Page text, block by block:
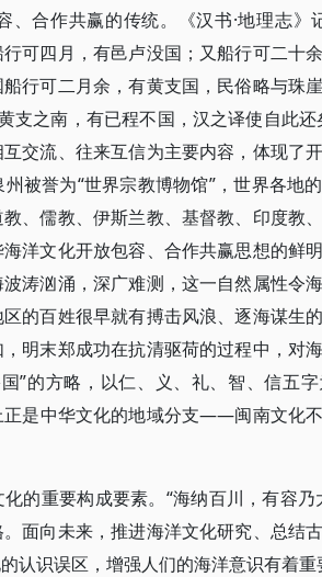
合作共赢的传统。《汉书·地理志》
可四月，有邑卢没国；又船行可二十
行可二月余，有黄支国，民俗略与珠
之南，有已程不国，汉之译使自此还
交流、往来互信为主要内容，体现了
被誉为“世界宗教博物馆”，世界各地
、儒教、伊斯兰教、基督教、印度教
洋文化开放包容、合作共赢思想的鲜
涛汹涌，深广难测，这一自然属性令
的百姓很早就有搏击风浪、逐海谋生
明末郑成功在抗清驱荷的过程中，对
”的方略，以仁、义、礼、智、信五
是中华文化的地域分支——闽南文化
的重要构成要素。“海纳百川，有容乃
面向未来，推进海洋文化研究、总结
认识误区，增强人们的海洋意识有着重